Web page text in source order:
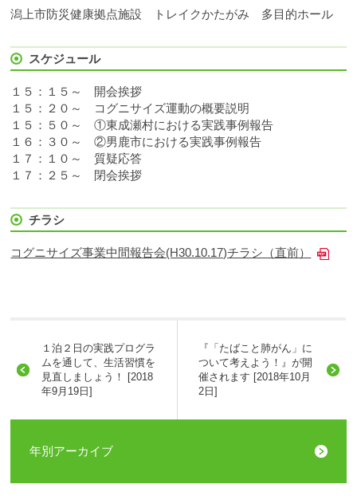
潟上市防災健康拠点施設 トレイクかたがみ 多目的ホール
スケジュール
１５：１５～ 開会挨拶
１５：２０～ コグニサイズ運動の概要説明
１５：５０～ ①東成瀬村における実践事例報告
１６：３０～ ②男鹿市における実践事例報告
１７：１０～ 質疑応答
１７：２５～ 閉会挨拶
チラシ
コグニサイズ事業中間報告会(H30.10.17)チラシ（直前）
１泊２日の実践プログラ
ムを通して、生活習慣を
見直しましょう！ [2018
年9月19日]
『「たばこと肺がん」に
ついて考えよう！』が開
催されます [2018年10月
2日]
年別アーカイブ